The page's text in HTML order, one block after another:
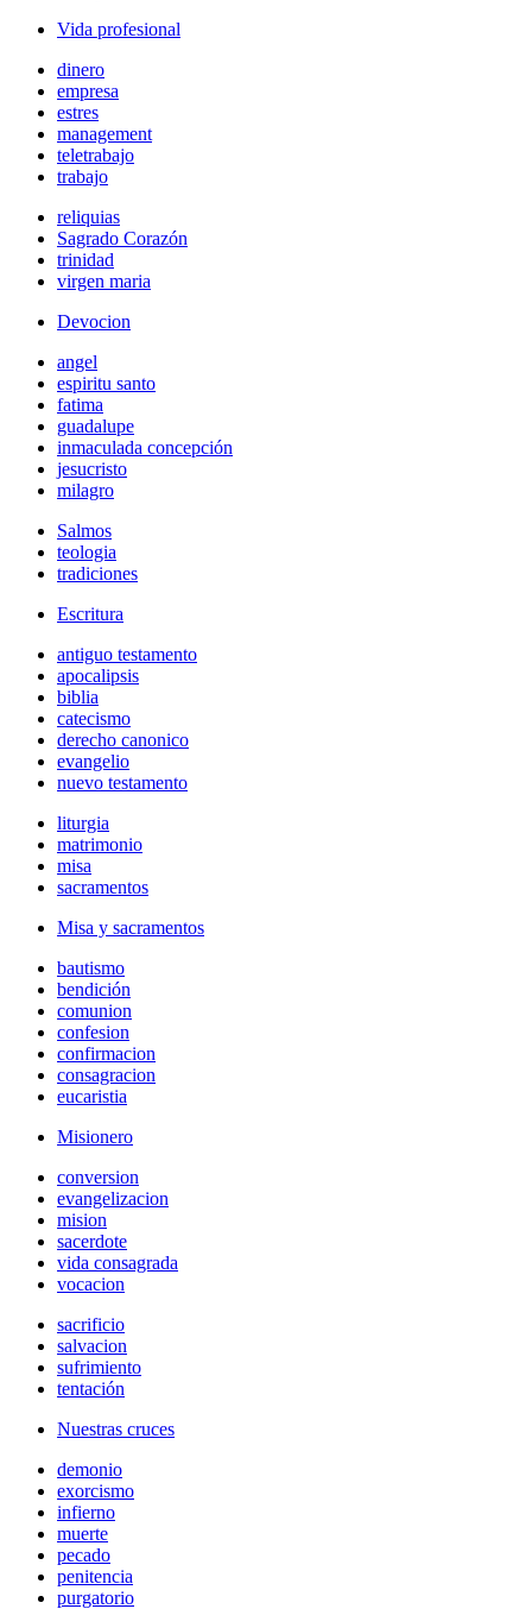
Vida profesional
dinero
empresa
estres
management
teletrabajo
trabajo
reliquias
Sagrado Corazón
trinidad
virgen maria
Devocion
angel
espiritu santo
fatima
guadalupe
inmaculada concepción
jesucristo
milagro
Salmos
teologia
tradiciones
Escritura
antiguo testamento
apocalipsis
biblia
catecismo
derecho canonico
evangelio
nuevo testamento
liturgia
matrimonio
misa
sacramentos
Misa y sacramentos
bautismo
bendición
comunion
confesion
confirmacion
consagracion
eucaristia
Misionero
conversion
evangelizacion
mision
sacerdote
vida consagrada
vocacion
sacrificio
salvacion
sufrimiento
tentación
Nuestras cruces
demonio
exorcismo
infierno
muerte
pecado
penitencia
purgatorio